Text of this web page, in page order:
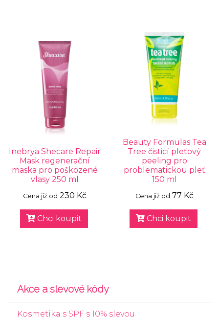
Inebrya Shecare Repair
Mask regenerační
maska pro poškozené
vlasy 250 ml
Cena již od 230 Kč
Chci koupit
Beauty Formulas Tea
Tree čisticí pleťový
peeling pro
problematickou pleť
150 ml
Cena již od 77 Kč
Chci koupit
Akce a slevové kódy
Kosmetika s SPF s 10% slevou